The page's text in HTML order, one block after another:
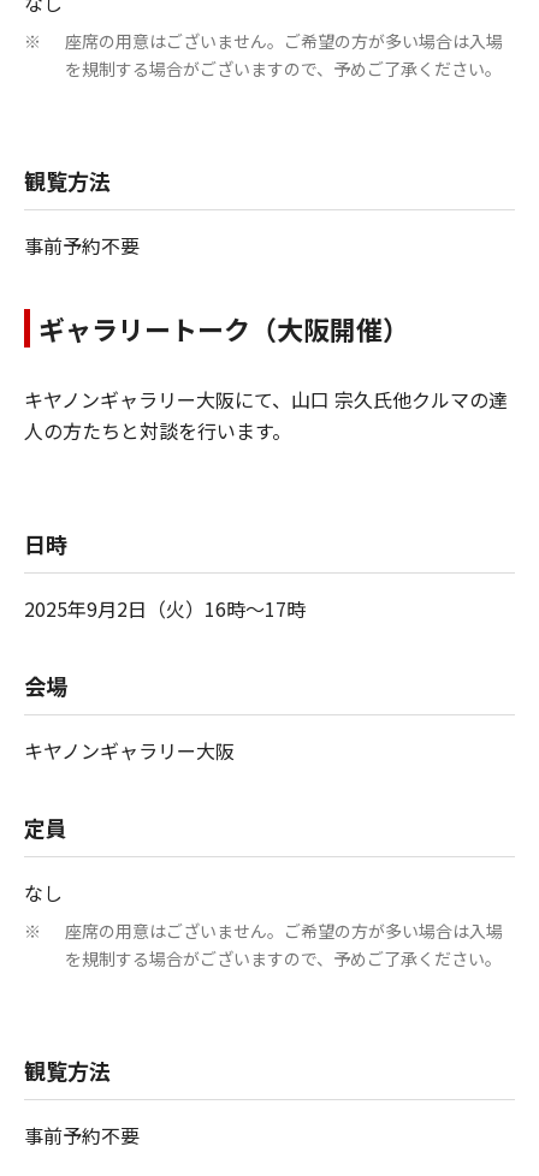
※
座席の用意はございません。ご希望の方が多い場合は入場
を規制する場合がございますので、予めご了承ください。
観覧方法
事前予約不要
ギャラリートーク（大阪開催）
キヤノンギャラリー大阪にて、山口 宗久氏他クルマの達
人の方たちと対談を行います。
日時
2025年9月2日（火）16時～17時
会場
キヤノンギャラリー大阪
定員
なし
※
座席の用意はございません。ご希望の方が多い場合は入場
を規制する場合がございますので、予めご了承ください。
観覧方法
事前予約不要